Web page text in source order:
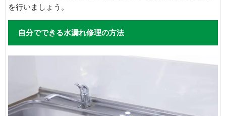
を行いましょう。
自分でできる水漏れ修理の方法